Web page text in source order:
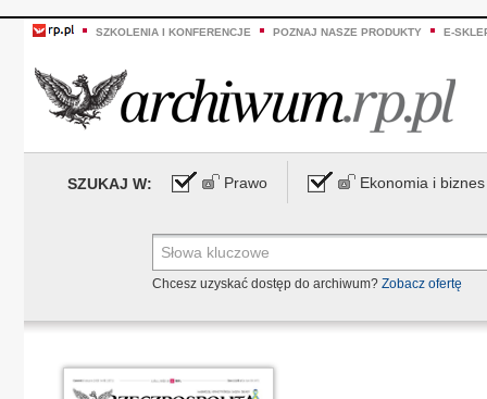
SZKOLENIA I KONFERENCJE POZNAJ NASZE PRODUKTY E-
SZUKAJ W: Prawo Ekonomia i biznes
Chcesz uzyskać dostęp do archiwum? Zobacz ofertę